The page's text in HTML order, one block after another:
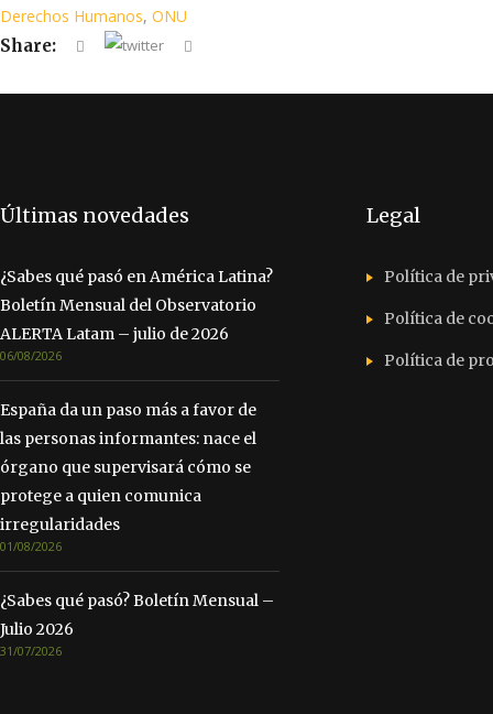
Derechos Humanos, ONU
Share:
Últimas novedades
¿Sabes qué pasó en América Latina?
Boletín Mensual del Observatorio
ALERTA Latam – julio de 2026
06/08/2026
España da un paso más a favor de
las personas informantes: nace el
órgano que supervisará cómo se
protege a quien comunica
irregularidades
01/08/2026
¿Sabes qué pasó? Boletín Mensual –
Julio 2026
31/07/2026
Legal
Política de
Política de
Política de